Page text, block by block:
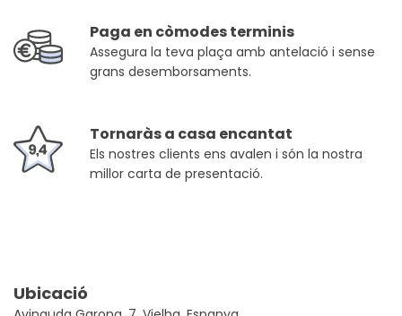
Paga en còmodes terminis
Assegura la teva plaça amb antelació i sense
grans desemborsaments.
Tornaràs a casa encantat
Els nostres clients ens avalen i són la nostra
millor carta de presentació.
Ubicació